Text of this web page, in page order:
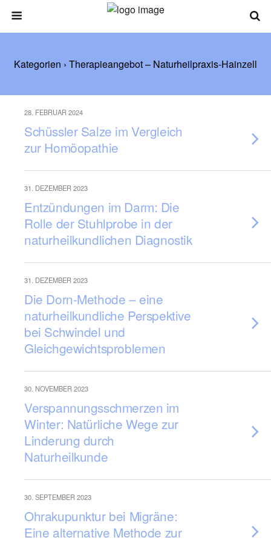
Kategorien › Therapieangebot – Naturheilpraxis-Hainzell
28. FEBRUAR 2024
Schüssler Salze im Vergleich
zur Homöopathie
31. DEZEMBER 2023
Entzündungen im Darm: Die
Rolle der Stuhlprobe in der
naturheilkundlichen Diagnostik
31. DEZEMBER 2023
Die Dorn-Methode – eine
naturheilkundliche Perspektive
bei Schwindel und
Gleichgewichtsproblemen
30. NOVEMBER 2023
Verspannungsschmerzen im
Winter: Natürliche Wege zur
Linderung durch
Naturheilkunde
30. SEPTEMBER 2023
Ohrakupunktur bei Migräne:
Eine alternative Methode zur